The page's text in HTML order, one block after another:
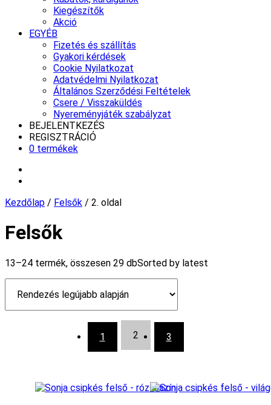
Kiegészítők
Akció
EGYÉB
Fizetés és szállítás
Gyakori kérdések
Cookie Nyilatkozat
Adatvédelmi Nyilatkozat
Általános Szerződési Feltételek
Csere / Visszaküldés
Nyereményjáték szabályzat
BEJELENTKEZÉS
REGISZTRÁCIÓ
0 termékek
Kezdőlap / Felsők / 2. oldal
Felsők
13–24 termék, összesen 29 dbSorted by latest
1 2 3